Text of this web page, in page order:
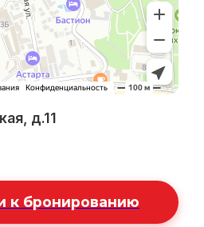
д.11
к бронированию